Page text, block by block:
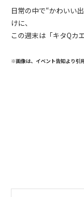
日常の中で“かわいい
けに、
この週末は「キタQカ
※画像は、イベント告知より引用